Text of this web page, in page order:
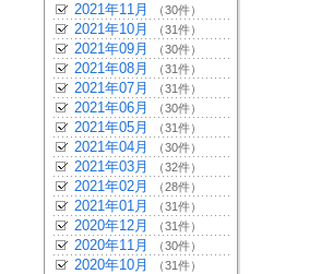
2021年11月 （30件）
2021年10月 （31件）
2021年09月 （30件）
2021年08月 （31件）
2021年07月 （31件）
2021年06月 （30件）
2021年05月 （31件）
2021年04月 （30件）
2021年03月 （32件）
2021年02月 （28件）
2021年01月 （31件）
2020年12月 （31件）
2020年11月 （30件）
2020年10月 （31件）